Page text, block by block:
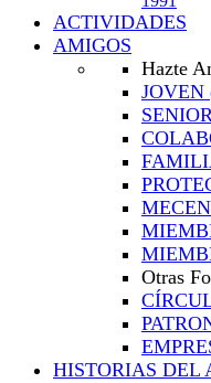
ACTIVIDADES
AMIGOS
Hazte
JOVEN
Otras
HISTORIAS DEL